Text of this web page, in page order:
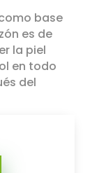
base
es de
la piel
en todo
del